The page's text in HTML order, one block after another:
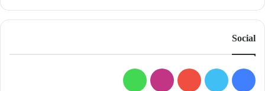
Social
فيسبوك
تويتر يوتيوبانستقرامواتساب